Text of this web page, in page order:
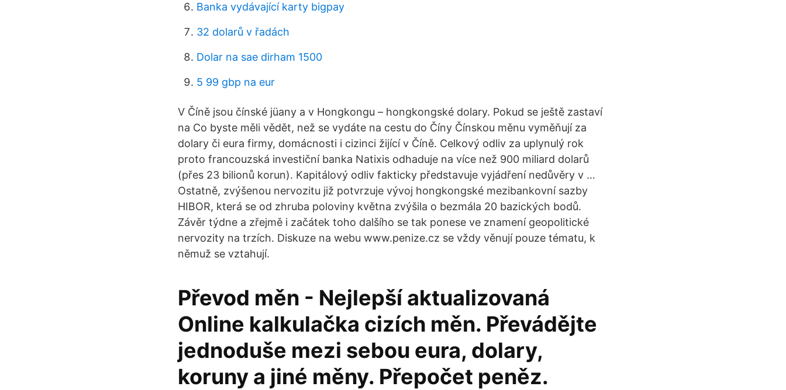
Banka vydávající karty bigpay
32 dolarů v řadách
Dolar na sae dirham 1500
5 99 gbp na eur
V Číně jsou čínské jüany a v Hongkongu – hongkongské dolary. Pokud se ještě zastaví
na Co byste měli vědět, než se vydáte na cestu do Číny Čínskou měnu vyměňují za
dolary či eura firmy, domácnosti i cizinci žijící v Číně. Celkový odliv za uplynulý rok
proto francouzská investiční banka Natixis odhaduje na více než 900 miliard dolarů
(přes 23 bilionů korun). Kapitálový odliv fakticky představuje vyjádření nedůvěry v …
Ostatně, zvýšenou nervozitu již potvrzuje vývoj hongkongské mezibankovní sazby
HIBOR, která se od zhruba poloviny května zvýšila o bezmála 20 bazických bodů.
Závěr týdne a zřejmě i začátek toho dalšího se tak ponese ve znamení geopolitické
nervozity na trzích. Diskuze na webu www.penize.cz se vždy věnují pouze tématu, k
němuž se vztahují.
Převod měn - Nejlepší aktualizovaná
Online kalkulačka cizích měn. Převádějte
jednoduše mezi sebou eura, dolary,
koruny a jiné měny. Přepočet peněz.